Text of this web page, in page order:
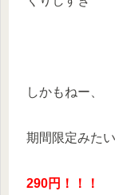
しかもねー、
期間限定みた
290円！！！